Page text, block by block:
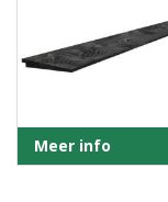
Meer info